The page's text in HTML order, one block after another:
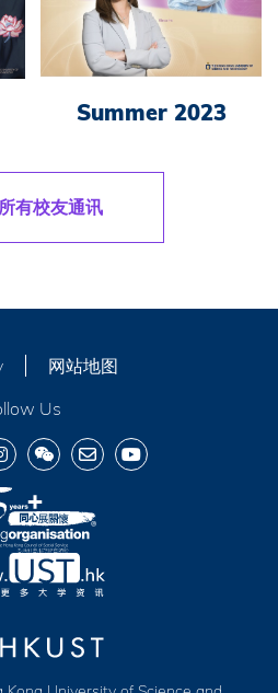
Summer 2023
有校友通讯
网站地图
Us